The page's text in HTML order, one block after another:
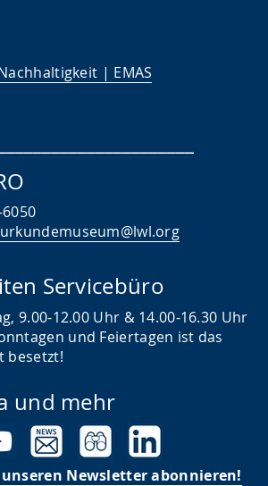
| EMAS
Servicebüro
9.00-12.00 Uhr & 14.00-16.30 Uhr
und Feiertagen ist das
besetzt!
und mehr
Newsletter abonnieren!